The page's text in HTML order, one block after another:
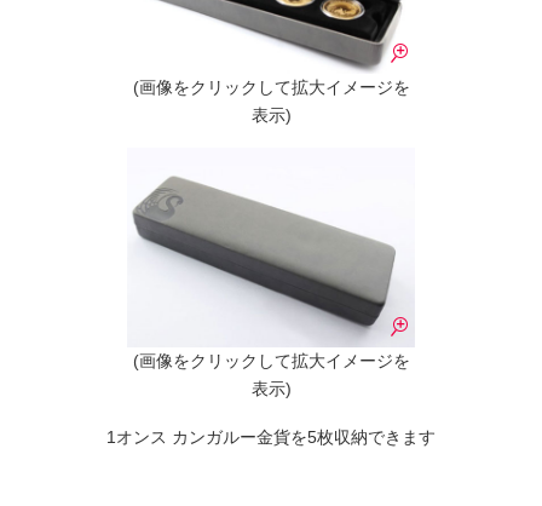
(画像をクリックして拡大イメージを
表示)
(画像をクリックして拡大イメージを
表示)
1オンス カンガルー金貨を5枚収納できます